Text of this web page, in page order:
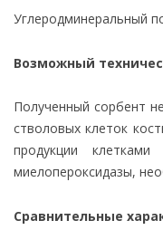
Углеродминеральный
Возможный
Полученный сорбент
стволовых клеток
продукции
миелопероксидазы,
Сравнительные